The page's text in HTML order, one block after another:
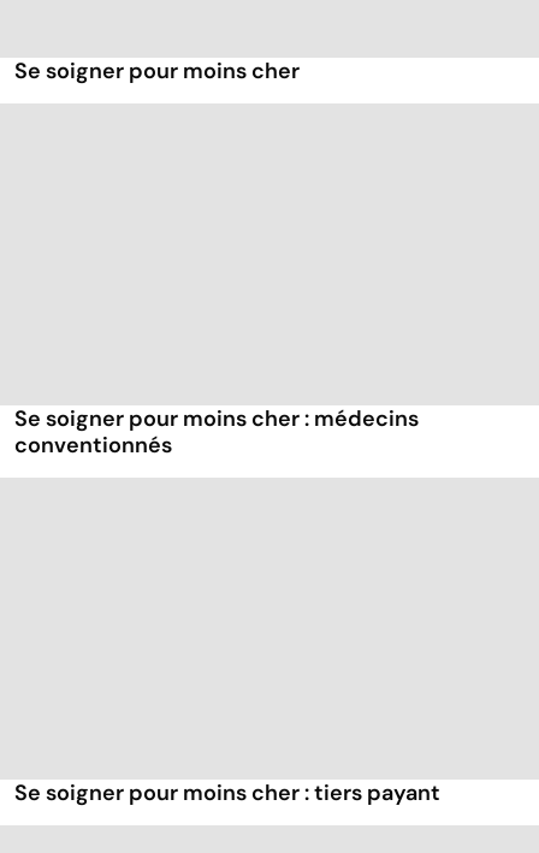
Se soigner pour moins cher
Se soigner pour moins cher : médecins
conventionnés
Se soigner pour moins cher : tiers payant